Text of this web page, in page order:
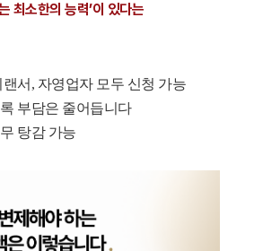
최소한의 능력’이 있다는
서, 자영업자 모두 신청 가능
부담은 줄어듭니다
탕감 가능